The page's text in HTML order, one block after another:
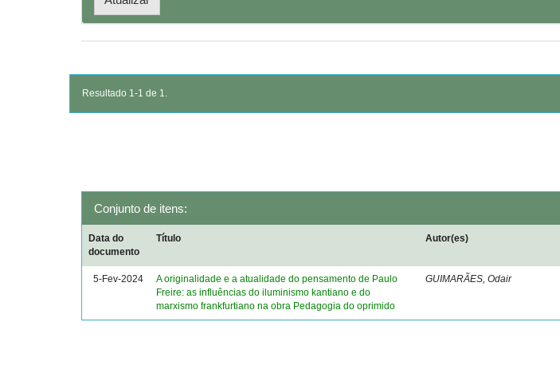
Resultado 1-1 de 1.
Conjunto de itens:
Data do
documento
Título Autor(es)
5-Fev-2024
A originalidade e a atualidade do pensamento de Paulo
Freire: as influências do iluminismo kantiano e do
marxismo frankfurtiano na obra Pedagogia do oprimido
GUIMARÃES, Odair